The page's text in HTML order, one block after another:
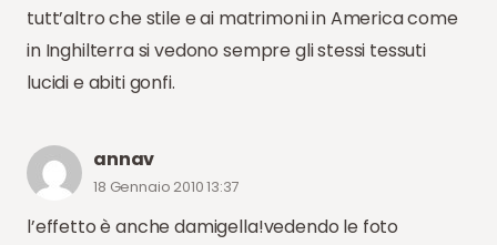
tutt’altro che stile e ai matrimoni in America come
in Inghilterra si vedono sempre gli stessi tessuti
lucidi e abiti gonfi.
annav
18 Gennaio 2010 13:37
l’effetto è anche damigella!vedendo le foto